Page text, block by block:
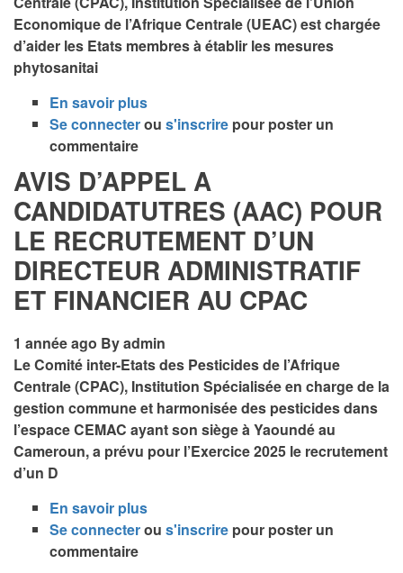
FINANCIERE
AU
CPAC
Economique de l’Afrique Centrale (UEAC) est chargée
d’aider les Etats membres à établir les mesures
phytosanitai
En savoir plus
APPEL
MANIFESTATION
D’INTERET
(AMI)
POUR
LE
RECRUTEMENT
D’UN
CHARGE
DE
L’ACTUALISATION
DE
LA
CARTE
ZONE
Se connecterou s'inscrire pour poster un
commentaire
AVIS D’APPEL A
CANDIDATUTRES (AAC) POUR
LE RECRUTEMENT D’UN
DIRECTEUR ADMINISTRATIF
ET FINANCIER AU CPAC
1 année ago Byadmin
Le Comité inter-Etats des Pesticides de l’Afrique
Centrale (CPAC), Institution Spécialisée en charge de la
gestion commune et harmonisée des pesticides dans
l’espace CEMAC ayant son siège à Yaoundé au
Cameroun, a prévu pour l’Exercice 2025 le recrutement
d’un D
En savoir plus
AVIS
Se connecterou s'inscrire pour poster un
commentaire